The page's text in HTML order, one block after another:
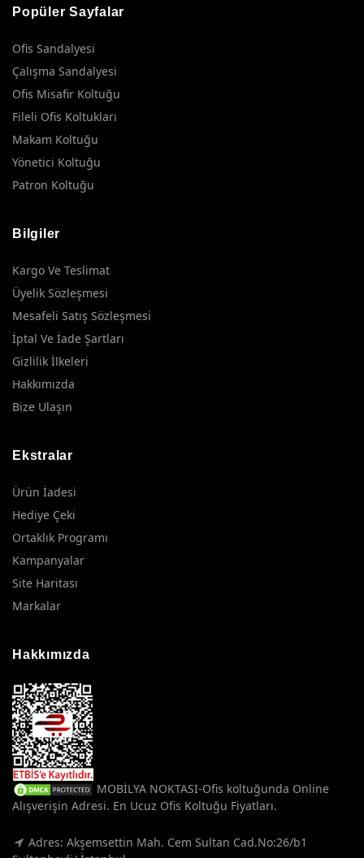
Popüler Sayfalar
Ofis Sandalyesi
Çalışma Sandalyesi
Ofis Misafir Koltuğu
Fileli Ofis Koltukları
Makam Koltuğu
Yönetici Koltuğu
Patron Koltuğu
Bilgiler
Kargo Ve Teslimat
Üyelik Sözleşmesi
Mesafeli Satış Sözleşmesi
İptal Ve İade Şartları
Gizlilik İlkeleri
Hakkımızda
Bize Ulaşın
Ekstralar
Ürün İadesi
Hediye Çeki
Ortaklık Programı
Kampanyalar
Site Haritası
Markalar
Hakkımızda
MOBİLYA NOKTASI-Ofis koltuğunda Online
Alışverişin Adresi. En Ucuz Ofis Koltuğu Fiyatları.
Adres: Akşemsettin Mah. Cem Sultan Cad.No:26/b1